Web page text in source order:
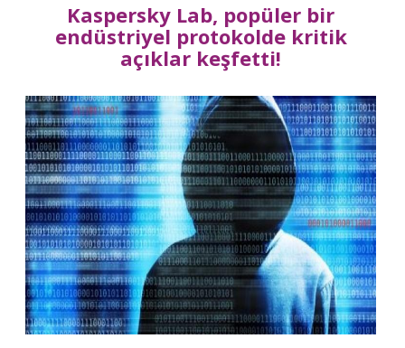
Kaspersky Lab, popüler bir
endüstriyel protokolde kritik
açıklar keşfetti!